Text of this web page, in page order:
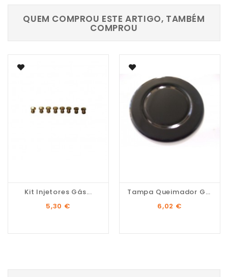
QUEM COMPROU ESTE ARTIGO, TAMBÉM
COMPROU
Kit Injetores Gás...
Preço
5,30 €
Tampa Queimador Grande
Preço
6,02 €